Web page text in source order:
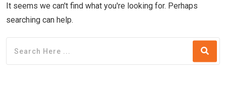
It seems we can't find what you're looking for. Perhaps
searching can help.